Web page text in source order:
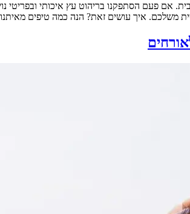
אם פעם הסתפקנו בריהוט עץ איכותי
משלכם. איך עושים זאת? הנה כמה טיפים